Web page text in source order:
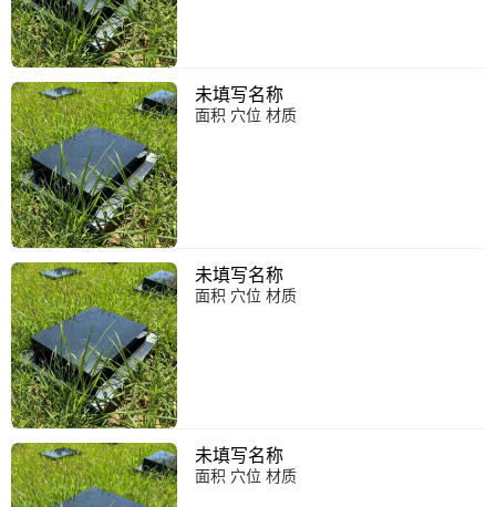
未填写名称
面积 穴位 材质
未填写名称
面积 穴位 材质
未填写名称
面积 穴位 材质